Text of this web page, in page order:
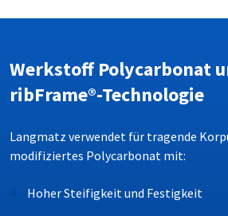
Werkstoff Polycarbonat u
ribFrame®-Technologie
Langmatz verwendet für tragende
modifiziertes Polycarbonat mit:
Hoher Steifigkeit und Festigkeit